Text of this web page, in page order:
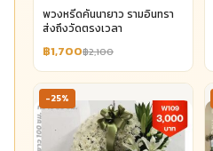
พวงหรีดคันนายาว รามอินทรา
ส่งถึงวัดตรงเวลา
฿1,700฿2,100
-25%